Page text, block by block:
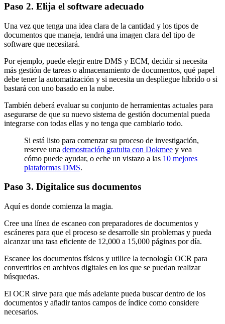
Paso 2. Elija el software adecuado
Una vez que tenga una idea clara de la cantidad y los tipos de
documentos que maneja, tendrá una imagen clara del tipo de
software que necesitará.
Por ejemplo, puede elegir entre DMS y ECM, decidir si necesita
más gestión de tareas o almacenamiento de documentos, qué papel
debe tener la automatización y si necesita un despliegue híbrido o si
bastará con uno basado en la nube.
También deberá evaluar su conjunto de herramientas actuales para
asegurarse de que su nuevo sistema de gestión documental pueda
integrarse con todas ellas y no tenga que cambiarlo todo.
Si está listo para comenzar su proceso de investigación,
reserve una demostración gratuita con Dokmee y vea
cómo puede ayudar, o eche un vistazo a las 10 mejores
plataformas DMS.
Paso 3. Digitalice sus documentos
Aquí es donde comienza la magia.
Cree una línea de escaneo con preparadores de documentos y
escáneres para que el proceso se desarrolle sin problemas y pueda
alcanzar una tasa eficiente de 12,000 a 15,000 páginas por día.
Escanee los documentos físicos y utilice la tecnología OCR para
convertirlos en archivos digitales en los que se puedan realizar
búsquedas.
El OCR sirve para que más adelante pueda buscar dentro de los
documentos y añadir tantos campos de índice como considere
necesarios.